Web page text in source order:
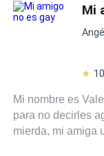
Mi
10
Mi nombre es
para no decirles
mierda, mi amiga